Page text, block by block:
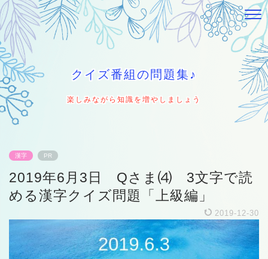
クイズ番組の問題集♪
楽しみながら知識を増やしましょう
漢字 PR
2019年6月3日 Qさま⑷ 3文字で読
める漢字クイズ問題「上級編」
2019-12-30